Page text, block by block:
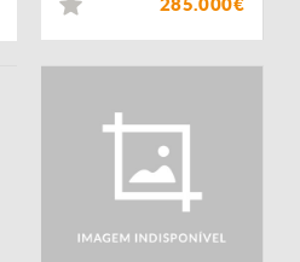
285.000€